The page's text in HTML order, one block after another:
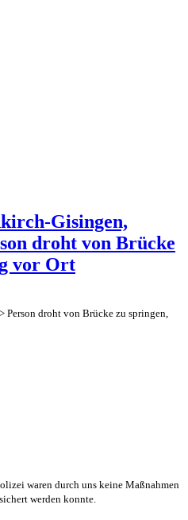
Gisingen,
droht von Brücke
vor Ort
droht von Brücke zu springen,
waren durch uns keine Maßnahmen
werden konnte.